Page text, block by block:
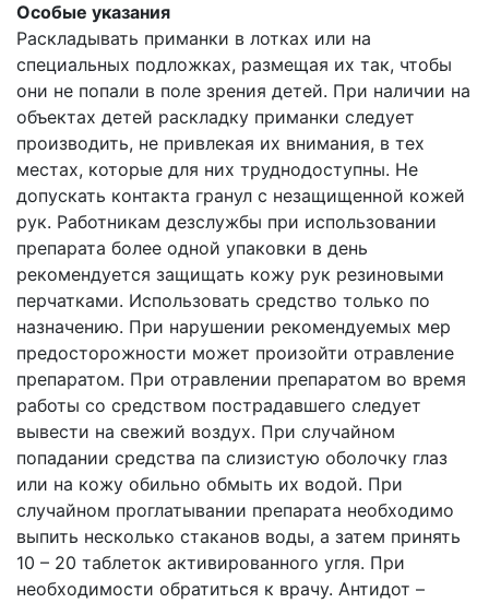
Особые указания
Раскладывать приманки в лотках или на
специальных подложках, размещая их так, чтобы
они не попали в поле зрения детей. При наличии на
объектах детей раскладку приманки следует
производить, не привлекая их внимания, в тех
местах, которые для них труднодоступны. Не
допускать контакта гранул с незащищенной кожей
рук. Работникам дезслужбы при использовании
препарата более одной упаковки в день
рекомендуется защищать кожу рук резиновыми
перчатками. Использовать средство только по
назначению. При нарушении рекомендуемых мер
предосторожности может произойти отравление
препаратом. При отравлении препаратом во время
работы со средством пострадавшего следует
вывести на свежий воздух. При случайном
попадании средства па слизистую оболочку глаз
или на кожу обильно обмыть их водой. При
случайном проглатывании препарата необходимо
выпить несколько стаканов воды, а затем принять
10 – 20 таблеток активированного угля. При
необходимости обратиться к врачу. Антидот –